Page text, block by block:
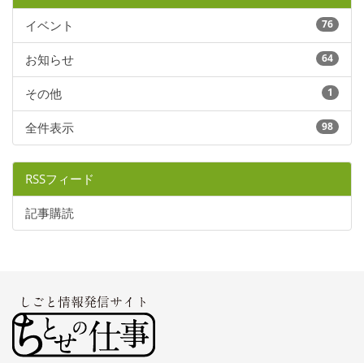
イベント 76
お知らせ 64
その他 1
全件表示 98
RSSフィード
記事購読